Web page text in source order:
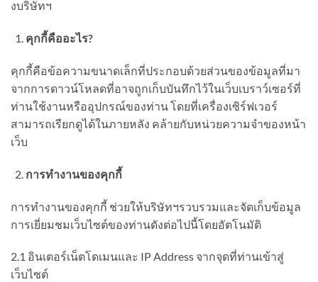
งบริษัทฯ
คุกกี้คืออะไร?
คุกกี้คือข้อความขนาดเล็กที่ประกอบด้วยส่วนของข้อมูลที่มา
จากการดาวน์โหลดที่อาจถูกเก็บบันทึกไว้ในเว็บเบราว์เซอร์ที่
ท่านใช้งานหรืออุปกรณ์ของท่าน โดยที่เครื่องเซิร์ฟเวอร์
สามารถเรียกดูได้ในภายหลัง คล้ายกับหน่วยความจำของหน้า
เว็บ
การทำงานของคุกกี้
การทำงานของคุกกี้ ช่วยให้บริษัทฯรวบรวมและจัดเก็บข้อมูล
การเยี่ยมชมเว็บไซต์ของท่านดังต่อไปนี้โดยอัตโนมัติ
2.1 อินเตอร์เน็ตโดเมนและ IP Address จากจุดที่ท่านเข้าสู่
เว็บไซต์